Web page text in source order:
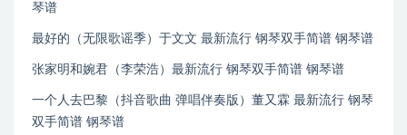
琴谱
最好的（无限歌谣季）于文文 最新流行 钢琴双手简谱 钢琴谱
张家明和婉君（李荣浩）最新流行 钢琴双手简谱 钢琴谱
一个人去巴黎（抖音歌曲 弹唱伴奏版）董又霖 最新流行 钢琴
双手简谱 钢琴谱